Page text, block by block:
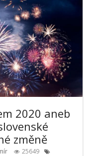
2020 aneb
změně
25649